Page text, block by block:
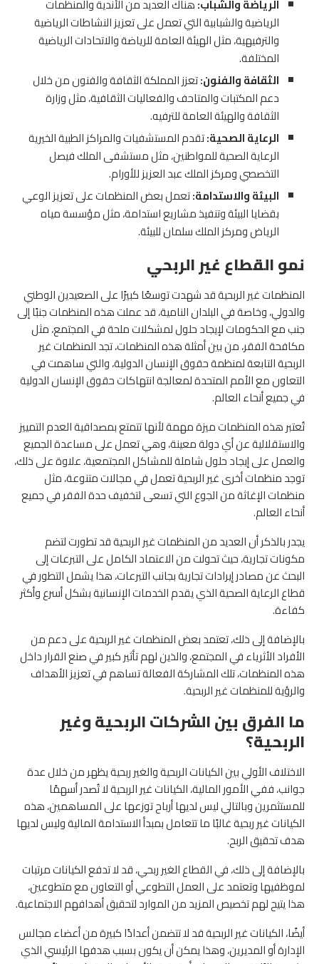
الرياضة والشباب:هناك العديد من الأندية والمنظمات
الرياضية والشبابية التي تعمل على تعزيز النشاطات الرياضية
والترفيهية، مثل الهيئة العامة للرياضة والاتحادات الرياضية
المختلفة.
الثقافة والفنون:تعزز المملكة الثقافة والفنون من خلال
دعم المكتبات والمتاحف والفعاليات الثقافية، مثل وزارة
الثقافة والهيئة العامة للترفيه.
الرعاية الصحية:تقدم المستشفيات والمراكز الطبية الخيرية
الرعاية الصحية للمواطنين، مثل مستشفى الملك فيصل
التخصصي ومركز الملك عبد العزيز للأورام.
البيئة والاستدامة:تعمل بعض المنظمات على تعزيز الوعي
بقضايا البيئة وتنفيذ مشاريع استدامة، مثل مؤسسة مياه
الرياض ومركز الملك سلمان للبيئة.
نمو القطاع غير الربحي
المنظمات غير الربحية قد شهدت توسعًا كبيرًا على الصعيدين الوطني
والدولي، وخاصة في البلدان النامية، قد عملت هذه المنظمات جنبًا إلى
جنب مع الحكومات لإيجاد حلول لمشكلات ملحة في المجتمع، مثل
مكافحة الفقر، من بين أمثلة هذه المنظمات، تجد المنظمات غير
الربحية التابعة لمنظمة حقوق الإنسان الدولية، والتي ساهمت في
التعاون مع الأمم المتحدة لمعالجة انتهاكات حقوق الإنسان الدولية
في جميع أنحاء العالم.
تُعتبر هذه المنظمات ميزة مهمة لأنها تتمتع بمصداقية العدم التمييز
والاستقلالية عن أي دولة معينة، وهي تعمل على مساعدة الجميع
والعمل على إيجاد حلول شاملة للمشاكل المجتمعية، علاوة على ذلك،
توجد منظمات أخرى غير الربحية تعمل في مجالات متنوعة، مثل
منظمات الإغاثة من الجوع التي تسعى لتخفيف حدة الفقر في جميع
أنحاء العالم.
يجدر بالذكر أن العديد من المنظمات غير الربحية قد تطورت لتضم
مكونات تجارية، حيث تحولت من الاعتماد الكامل على التبرعات إلى
البحث عن مصادر إيرادات تجارية بجانب التبرعات، هذا يشمل التطور في
قطاع الرعاية الصحية الذي يقدم الخدمات الإنسانية بشكل أسرع وأكثر
كفاءة.
بالإضافة إلى ذلك، تعتمد بعض المنظمات غير الربحية على دعم من
الأفراد الأثرياء في المجتمع، والذين لهم تأثير كبير في صنع القرار داخل
هذه المنظمات، تلك المشاركة الفعالة تساهم في تعزيز الأهداف
والرؤية للمنظمات غير الربحية.
ما الفرق بين الشركات الربحية وغير
الربحية؟
الاختلاف الأولي بين الكيانات الربحية والغير ربحية يظهر من خلال عدة
جوانب، ففي الأمور المالية، الكيانات غير الربحية لا تُصدر أسهمًا
للمستثمرين وبالتالي ليس لديها أرباح توزعها على المساهمين، هذه
الكيانات غير ربحية غالبًا ما تتعامل بمبدأ الاستدامة المالية وليس لديها
هدف تحقيق الربح.
بالإضافة إلى ذلك، في القطاع الغير ربحي، قد لا تدفع الكيانات مرتبات
لموظفيها وتعتمد على العمل التطوعي أو التعاون مع متطوعين،
هذا يتيح لهم تخصيص المزيد من الموارد لتحقيق أهدافهم الاجتماعية.
أيضًا، الكيانات غير الربحية قد لا تتضمن أعدادًا كبيرة من أعضاء مجالس
الإدارة أو المديرين، وهذا يمكن أن يكون بسبب هدفها الرئيسي الذي